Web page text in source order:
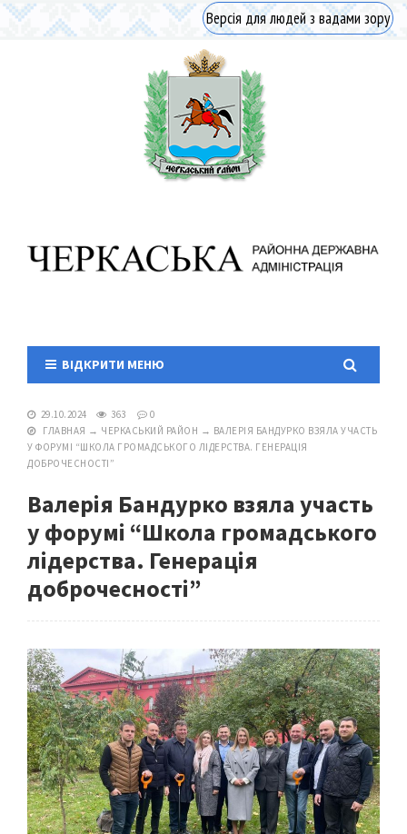
Версія для людей з вадами зору
ВІДКРИТИ МЕНЮ
29.10.2024 363
0
ГЛАВНАЯ → ЧЕРКАСЬКИЙ РАЙОН → ВАЛЕРІЯ БАНДУРКО ВЗЯЛА УЧАСТЬ
У ФОРУМІ “ШКОЛА ГРОМАДСЬКОГО ЛІДЕРСТВА. ГЕНЕРАЦІЯ
ДОБРОЧЕСНОСТІ”
Валерія Бандурко взяла участь
у форумі “Школа громадського
лідерства. Генерація
доброчесності”